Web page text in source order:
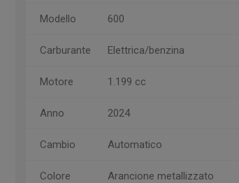
Modello 600
Carburante Elettrica/benzina
Motore 1.199 cc
Anno 2024
Cambio Automatico
Colore Arancione metallizzato